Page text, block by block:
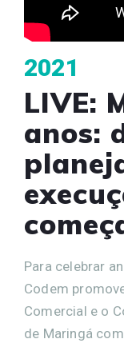
2021
LIVE:
anos:
Para celebrar
Codem
Comercial e o
de Maringá